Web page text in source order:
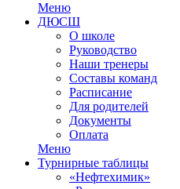
Меню
ДЮСШ
О школе
Руководство
Наши тренеры
Составы команд
Расписание
Для родителей
Документы
Оплата
Меню
Турнирные таблицы
«Нефтехимик»